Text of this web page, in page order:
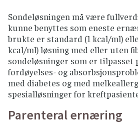
Sondeløsningen må være
kunne benyttes som eneste
brukte er standard (1 kcal/ml)
kcal/ml) løsning med eller uten
sondeløsninger som er tilpasset
fordøyelses- og
med diabetes og med
spesialløsninger for
Parenteral ernæring